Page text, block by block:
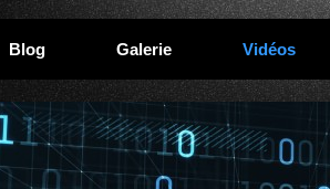
Blog Galerie Vidéos